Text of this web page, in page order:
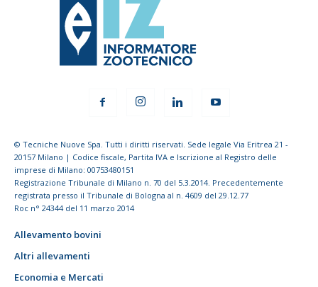
© Tecniche Nuove Spa. Tutti i diritti riservati. Sede legale Via Eritrea 21 -
20157 Milano | Codice fiscale, Partita IVA e Iscrizione al Registro delle
imprese di Milano: 00753480151
Registrazione Tribunale di Milano n. 70 del 5.3.2014. Precedentemente
registrata presso il Tribunale di Bologna al n. 4609 del 29.12.77
Roc n° 24344 del 11 marzo 2014
Allevamento bovini
Altri allevamenti
Economia e Mercati